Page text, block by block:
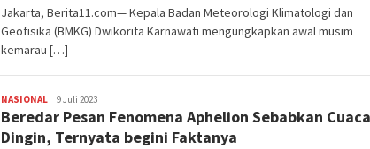
Jakarta, Berita11.com— Kepala Badan Meteorologi Klimatologi dan
Geofisika (BMKG) Dwikorita Karnawati mengungkapkan awal musim
kemarau […]
NASIONAL Redaksi
9 Juli 2023
Beredar Pesan Fenomena Aphelion Sebabkan Cuaca
Dingin, Ternyata begini Faktanya